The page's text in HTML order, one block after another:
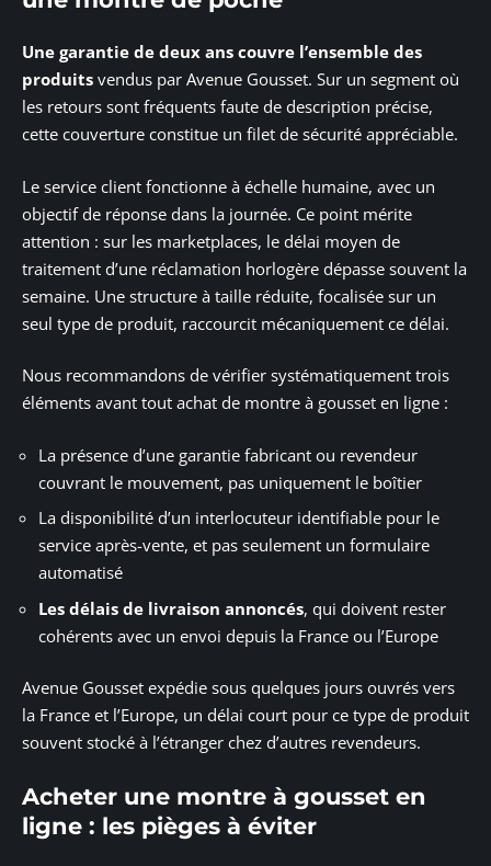
Une garantie de deux ans couvre l’ensemble des
produits vendus par Avenue Gousset. Sur un segment où
les retours sont fréquents faute de description précise,
cette couverture constitue un filet de sécurité appréciable.
Le service client fonctionne à échelle humaine, avec un
objectif de réponse dans la journée. Ce point mérite
attention : sur les marketplaces, le délai moyen de
traitement d’une réclamation horlogère dépasse souvent la
semaine. Une structure à taille réduite, focalisée sur un
seul type de produit, raccourcit mécaniquement ce délai.
Nous recommandons de vérifier systématiquement trois
éléments avant tout achat de montre à gousset en ligne :
La présence d’une garantie fabricant ou revendeur
couvrant le mouvement, pas uniquement le boîtier
La disponibilité d’un interlocuteur identifiable pour le
service après-vente, et pas seulement un formulaire
automatisé
Les délais de livraison annoncés, qui doivent rester
cohérents avec un envoi depuis la France ou l’Europe
Avenue Gousset expédie sous quelques jours ouvrés vers
la France et l’Europe, un délai court pour ce type de produit
souvent stocké à l’étranger chez d’autres revendeurs.
Acheter une montre à gousset en
ligne : les pièges à éviter